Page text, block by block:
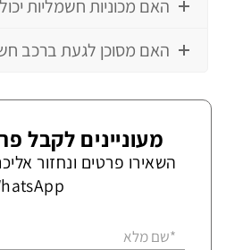
האם מכוניות חשמליות
האם מסוכן לגעת ברכב
מעוניינים לקבל
השאירו פרטים ונחזור
*שם מלא